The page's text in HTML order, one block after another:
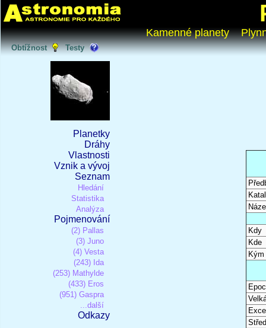
Kamenné planety
Obtížnost Testy
Planetky
Dráhy
Vlastnosti
Vznik a vývoj
Seznam
Hledání
Statistika
Analýza
Pojmenování
(2) Pallas
(3) Juno
(4) Vesta
(243) Ida
(253) Mathylde
(433) Eros
(951) Gaspra
...další
Odkazy
Kdy
Kde
Kým